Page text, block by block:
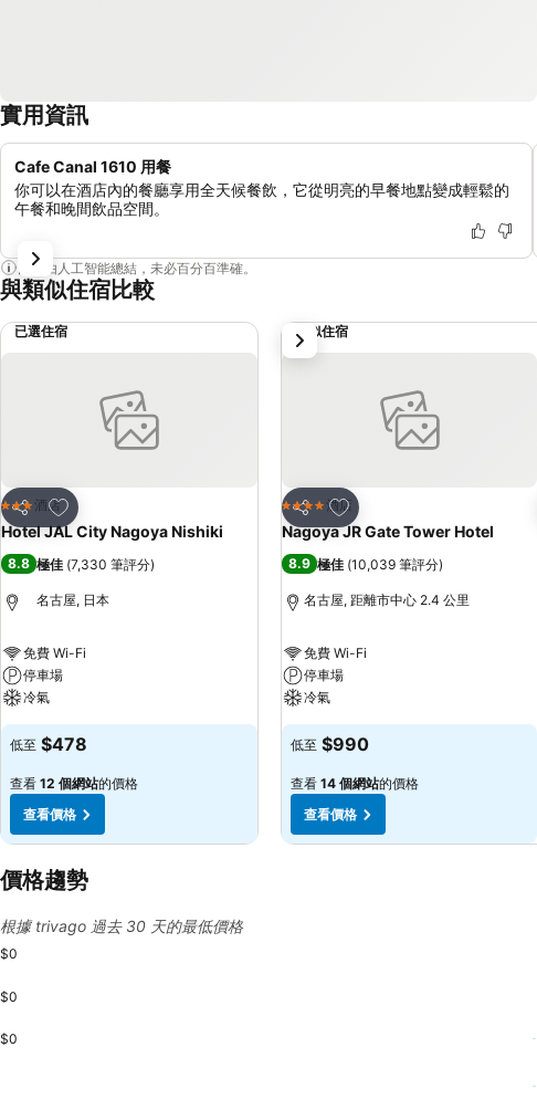
實用資訊
Cafe Canal 1610 用餐
你可以在酒店內的餐廳享用全天候餐飲，它從明亮的早餐地點變成輕鬆的
午餐和晚間飲品空間。
內容由人工智能總結，未必百分百準確。
與類似住宿比較
已選住宿
分享
放到收藏夾
3 星級酒店
Hotel JAL City Nagoya Nishiki
8.8 極佳 (7,330 筆評分)
名古屋, 日本
免費 Wi-Fi
停車場
冷氣
低至 $478
查看 12 個網站的價格
查看價格
類似住宿
分享
放到收藏夾
4 星級 酒店
Nagoya JR Gate Tower Hotel
8.9 極佳 (10,039 筆評分)
名古屋, 距離市中心 2.4 公里
免費 Wi-Fi
停車場
冷氣
低至 $990
查看 14 個網站的價格
查看價格
下一步
價格趨勢
根據 trivago 過去 30 天的最低價格
$0
$0
$0